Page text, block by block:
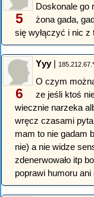
5
Doskonale go
żona gada,
się wyłączyć i nic z
6
Yyy| 185.212.67.*
O czym
ze jeśli ktoś
wiecznie narzeka
wręcz czasami
mam to nie gadam
nie) a nie widze
zdenerwowało itp
poprawi humoru ani